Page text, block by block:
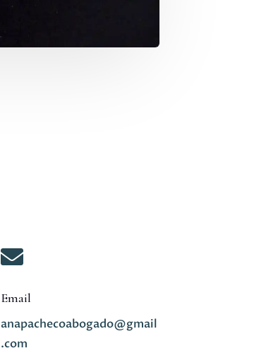

Email
anapachecoabogado@gmail
.com